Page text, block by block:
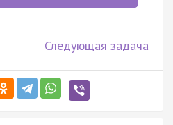
Следующая задача